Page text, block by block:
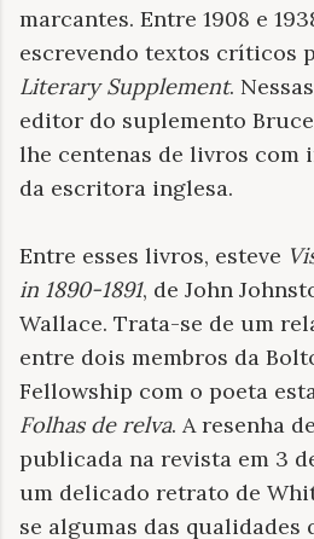
marcantes. Entre 1908 e
escrevendo textos críticos
Literary Supplement.
editor do suplemento
lhe centenas de livros com
da escritora inglesa.
Entre esses livros, esteve
in 1890-1891, de John
Wallace. Trata-se de um
entre dois membros da
Fellowship com o poeta
Folhas de relva. A resenha
publicada na revista em 3
um delicado retrato de
se algumas das qualidades